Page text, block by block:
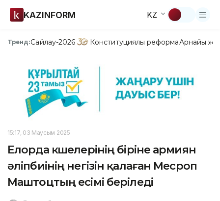
KAZINFORM KZ
Тренд:Сайлау-2026 Конституциялық реформаАрнайы
15:17, 03 Маусым 2025
Елорда көшелерінің біріне армиян
әліпбиінің негізін қалаған Месроп
Маштоцтың есімі беріледі